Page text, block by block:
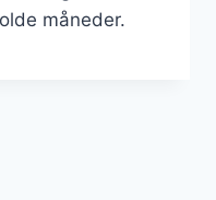
måneder.